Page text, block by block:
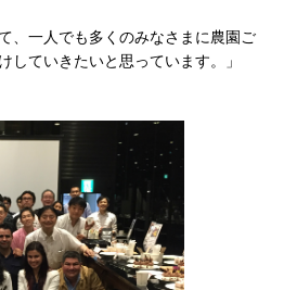
、一人でも多くのみなさまに農園ご
していきたいと思っています。」